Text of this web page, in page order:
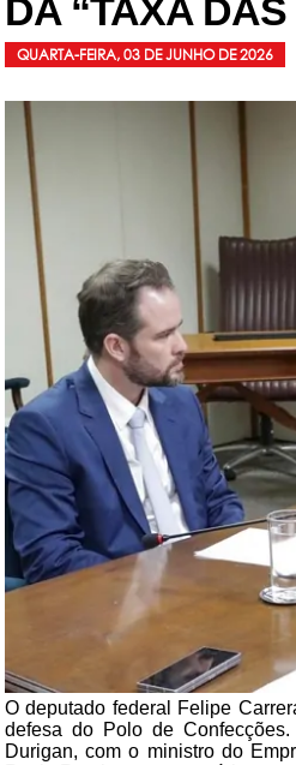
DA “TAXA
QUARTA-FEIRA, 03 DE JUNHO DE 2026
O deputado federal Felipe
defesa do Polo de
Durigan, com o ministro do